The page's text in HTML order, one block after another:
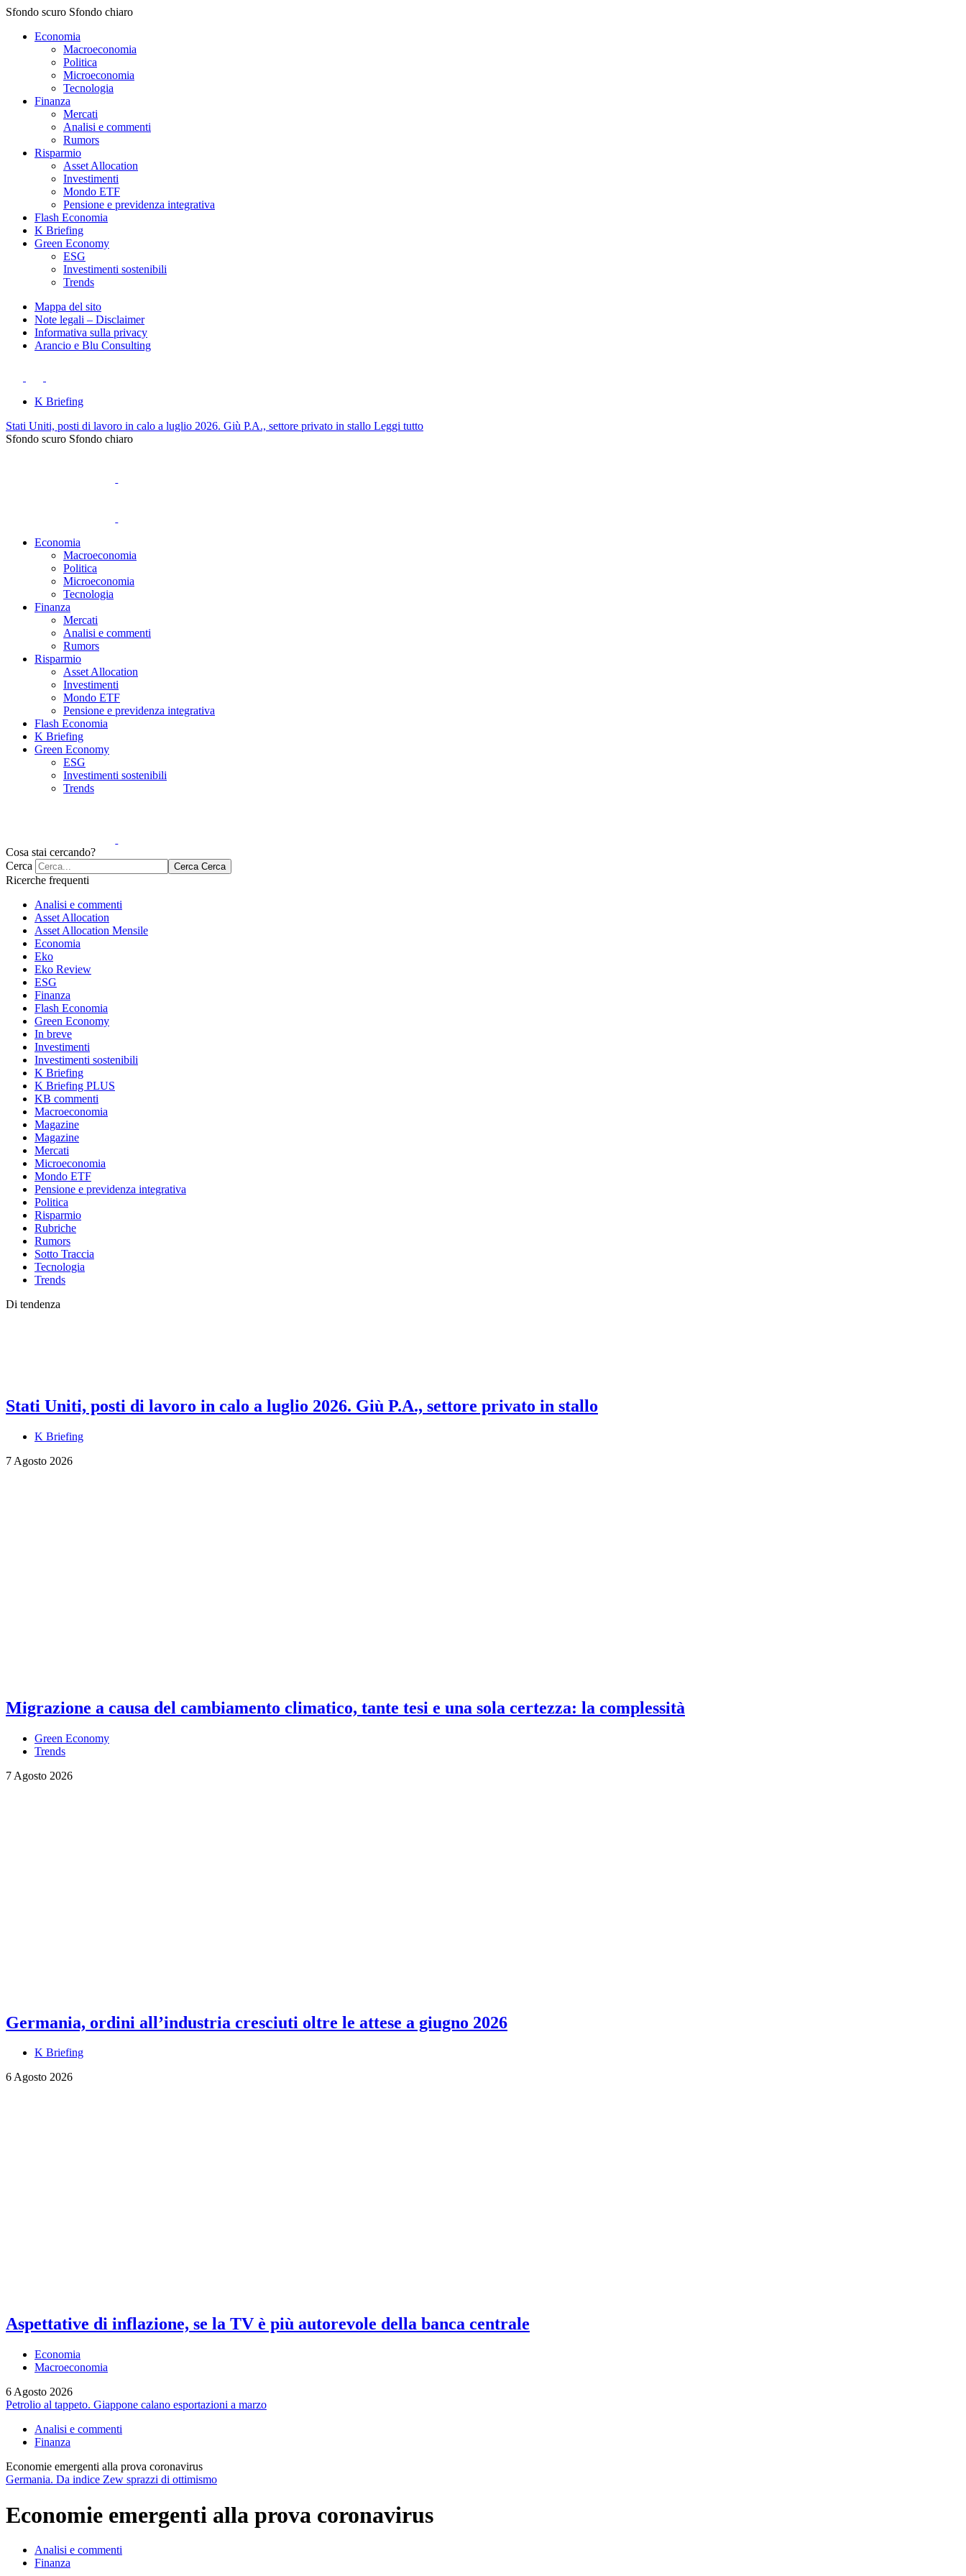
Sfondo scuro Sfondo chiaro
Economia
Macroeconomia
Politica
Microeconomia
Tecnologia
Finanza
Mercati
Analisi e commenti
Rumors
Risparmio
Asset Allocation
Investimenti
Mondo ETF
Pensione e previdenza integrativa
Flash Economia
K Briefing
Green Economy
ESG
Investimenti sostenibili
Trends
Mappa del sito
Note legali – Disclaimer
Informativa sulla privacy
Arancio e Blu Consulting
K Briefing
Stati Uniti, posti di lavoro in calo a luglio 2026. Giù P.A., settore privato in stallo Leggi tutto
Sfondo scuro Sfondo chiaro
Economia
Macroeconomia
Politica
Microeconomia
Tecnologia
Finanza
Mercati
Analisi e commenti
Rumors
Risparmio
Asset Allocation
Investimenti
Mondo ETF
Pensione e previdenza integrativa
Flash Economia
K Briefing
Green Economy
ESG
Investimenti sostenibili
Trends
Cosa stai cercando?
Cerca
Cerca Cerca
Ricerche frequenti
Analisi e commenti
Asset Allocation
Asset Allocation Mensile
Economia
Eko
Eko Review
ESG
Finanza
Flash Economia
Green Economy
In breve
Investimenti
Investimenti sostenibili
K Briefing
K Briefing PLUS
KB commenti
Macroeconomia
Magazine
Magazine
Mercati
Microeconomia
Mondo ETF
Pensione e previdenza integrativa
Politica
Risparmio
Rubriche
Rumors
Sotto Traccia
Tecnologia
Trends
Di tendenza
Stati Uniti, posti di lavoro in calo a luglio 2026. Giù P.A., settore privato in stallo
K Briefing
7 Agosto 2026
Migrazione a causa del cambiamento climatico, tante tesi e una sola certezza: la complessità
Green Economy
Trends
7 Agosto 2026
Germania, ordini all’industria cresciuti oltre le attese a giugno 2026
K Briefing
6 Agosto 2026
Aspettative di inflazione, se la TV è più autorevole della banca centrale
Economia
Macroeconomia
6 Agosto 2026
Petrolio al tappeto. Giappone calano esportazioni a marzo
Analisi e commenti
Finanza
Economie emergenti alla prova coronavirus
Germania. Da indice Zew sprazzi di ottimismo
Economie emergenti alla prova coronavirus
Analisi e commenti
Finanza